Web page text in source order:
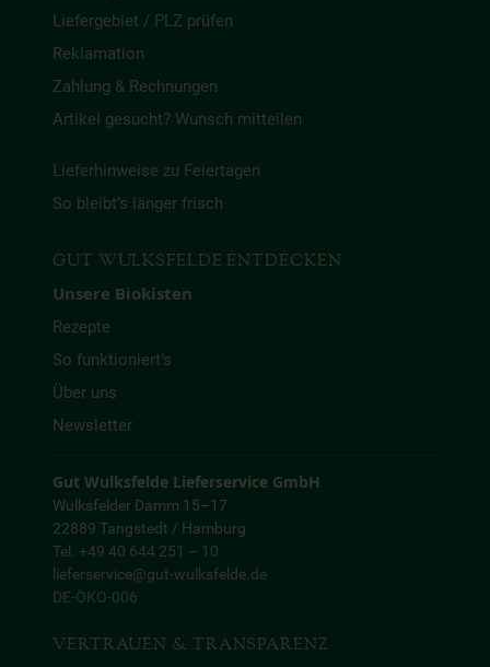
Liefergebiet / PLZ prüfen
Reklamation
Zahlung & Rechnungen
Artikel gesucht? Wunsch mitteilen
Lieferhinweise zu Feiertagen
So bleibt’s länger frisch
GUT WULKSFELDE ENTDECKEN
Unsere Biokisten
Rezepte
So funktioniert’s
Über uns
Newsletter
Gut Wulksfelde Lieferservice GmbH
Wulksfelder Damm 15–17
22889 Tangstedt / Hamburg
Tel. +49 40 644 251 – 10
lieferservice@gut-wulksfelde.de
DE-ÖKO-006
VERTRAUEN & TRANSPARENZ